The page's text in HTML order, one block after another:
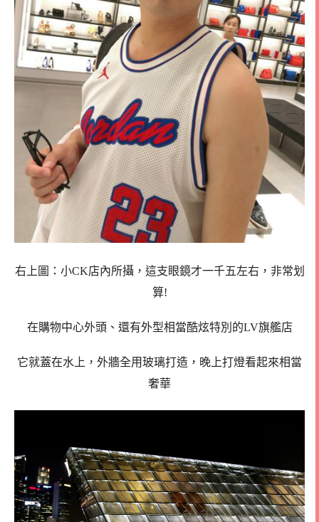
右上圖：小CK店內所攝，這支眼鏡才一千五左右，非常划
算!
在購物中心外頭、還有外型相當酷炫特別的LV旗艦店
它就蓋在水上，外牆全用玻璃打造，晚上打燈看起來相當
奢華